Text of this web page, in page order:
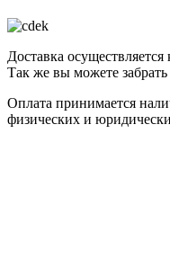
Доставка
Так же вы можете забрать
Оплата принимается
физических и